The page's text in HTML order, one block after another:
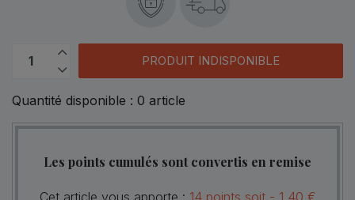
PRODUIT INDISPONIBLE
Quantité disponible : 0 article
Les points cumulés sont convertis en remise
Cet article vous apporte : 14 points soit - 1,40 €